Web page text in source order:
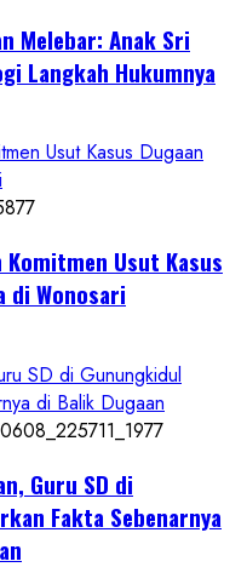
Melebar: Anak Sri
Langkah Hukumnya
Usut Kasus Dugaan
Usut Kasus
di Wonosari
SD di Gunungkidul
di Balik Dugaan
Guru SD di
Fakta Sebenarnya